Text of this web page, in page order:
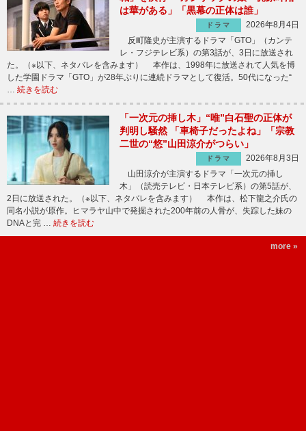
は華がある」「黒幕の正体は誰」
ドラマ
2026年8月4日
反町隆史が主演するドラマ「GTO」（カンテ
レ・フジテレビ系）の第3話が、3日に放送され
た。（※以下、ネタバレを含みます） 本作は、1998年に放送されて人気を博
した学園ドラマ「GTO」が28年ぶりに連続ドラマとして復活。50代になった“
… 続きを読む
「一次元の挿し木」“唯”白石聖の正体が
判明し騒然 「車椅子だったよね」「宗教
二世の“悠”山田涼介がつらい」
ドラマ
2026年8月3日
山田涼介が主演するドラマ「一次元の挿し
木」（読売テレビ・日本テレビ系）の第5話が、
2日に放送された。（※以下、ネタバレを含みます） 本作は、松下龍之介氏の
同名小説が原作。ヒマラヤ山中で発掘された200年前の人骨が、失踪した妹の
DNAと完 … 続きを読む
more »